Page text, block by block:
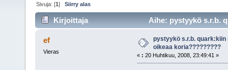
Sivuja: [1]Siirry alas
Kirjoittaja
Aihe: pystyykö s.r.b.
kertaa)
ef
Vieras
pystyykö s.r.b. quark:kiin
oikeaa koria?????????
« : 20 Huhtikuu, 2008, 23:49:41 »